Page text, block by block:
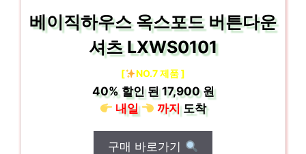
베이직하우스 옥스포드 버튼다운
셔츠 LXWS0101
[ NO.7 제품 ]
40%할인 된17,900 원
내일
까지도착
구매 바로가기